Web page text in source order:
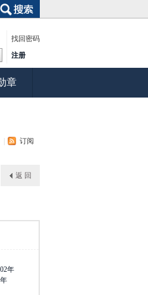
找回密码
注册
章
订阅
返 回
年